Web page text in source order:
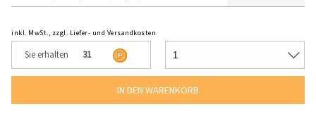
inkl. MwSt., zzgl. Liefer- und Versandkosten
Sie erhalten 31